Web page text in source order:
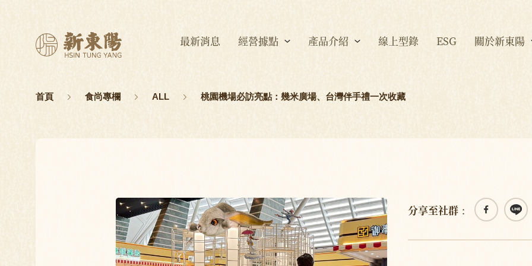
最新消息 經營據點 產品介紹 線上型錄 ESG 關於新東陽
首頁 食尚專欄 ALL 桃園機場必訪亮點：幾米廣場、台灣伴手禮一次收藏
分享至社群：